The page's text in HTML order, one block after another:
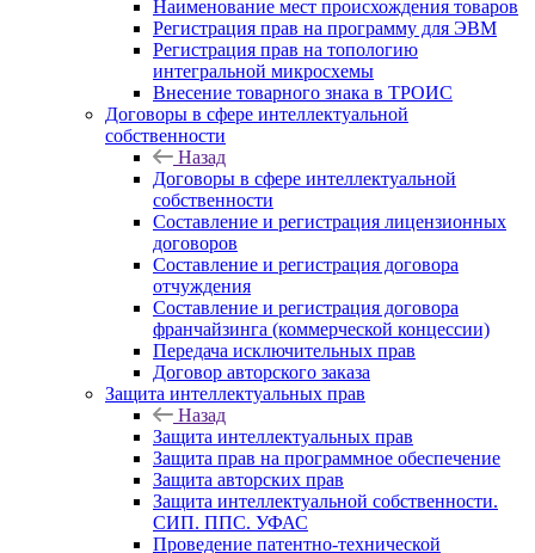
Наименование мест происхождения товаров
Регистрация прав на программу для ЭВМ
Регистрация прав на топологию
интегральной микросхемы
Внесение товарного знака в ТРОИС
Договоры в сфере интеллектуальной
собственности
Назад
Договоры в сфере интеллектуальной
собственности
Составление и регистрация лицензионных
договоров
Составление и регистрация договора
отчуждения
Составление и регистрация договора
франчайзинга (коммерческой концессии)
Передача исключительных прав
Договор авторского заказа
Защита интеллектуальных прав
Назад
Защита интеллектуальных прав
Защита прав на программное обеспечение
Защита авторских прав
Защита интеллектуальной собственности.
СИП. ППС. УФАС
Проведение патентно-технической